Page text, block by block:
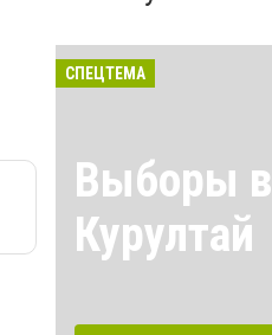
СПЕЦТЕМА
Выборы в
Курултай